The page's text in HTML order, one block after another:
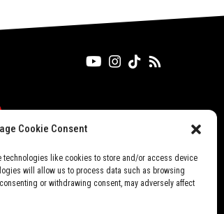
Cookie Consent
technologies like cookies to store and/or access device
will allow us to process data such as browsing
or withdrawing consent, may adversely affect